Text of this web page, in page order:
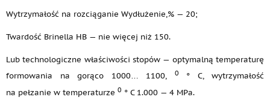
Wytrzymałość na rozciąganie Wydłużenie,% — 20;
Twardość Brinella HB — nie więcej niż 150.
Lub technologiczne właściwości stopów — optymalną temperaturę
formowania na gorąco 1000… 1100,
0
° C, wytrzymałość
na pełzanie w temperaturze 0 ° C 1.000 — 4 MPa.